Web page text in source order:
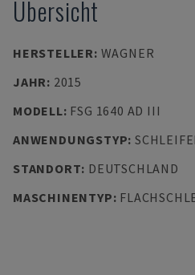
Übersicht
HERSTELLER: WAGNER
JAHR: 2015
MODELL: FSG 1640 AD III
ANWENDUNGSTYP:
STANDORT: DEUTSCHLAND
MASCHINENTYP: